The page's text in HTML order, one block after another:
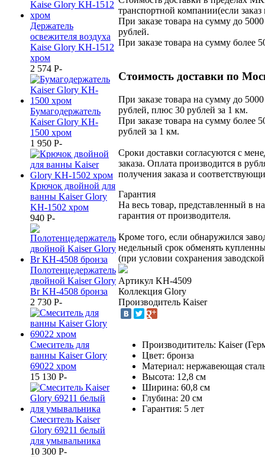
Держатель
освежителя воздуха
Kaise Glory KH-1512
хром
2 574 P-
Бумагодержатель
Kaiser Glory KH-
1500 хром
1 950 P-
Крючок двойной для
ванны Kaiser Glory
KH-1502 хром
940 P-
Полотенцедержатель
двойной Kaiser Glory
Br KH-4508 бронза
2 730 P-
Смеситель для
ванны Kaiser Glory
69022 хром
15 130 P-
Смеситель Kaiser
Glory 69211 белый
для умывальника
10 300 P-
транспортной компании(если заказ
При заказе товара на сумму до
рублей.
При заказе товара на сумму более
Стоимость доставки по
При заказе товара на сумму до
рублей, плюс 30 рублей за 1 км.
При заказе товара на сумму более
рублей за 1 км.
Сроки доставки согласуются с
заказа. Оплата производится в
получения заказа и
Гарантия
На весь товар, представленный в
гарантия от производителя.
Кроме того, если обнаружился
недельный срок обменять
(при условии сохранения
Артикул KH-4509
Коллекция Glory
Производитель Kaiser
Производититель: Kaiser
Цвет: бронза
Материал: нержавеющая
Высота: 12,8 см
Ширина: 60,8 см
Глубина: 20 см
Гарантия: 5 лет